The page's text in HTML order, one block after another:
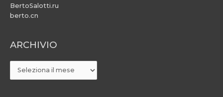
BertoSalotti.ru
berto.cn
ARCHIVIO
ARCHIVIO